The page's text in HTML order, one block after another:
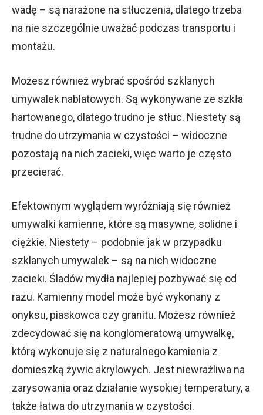
wadę – są narażone na stłuczenia, dlatego trzeba
na nie szczególnie uważać podczas transportu i
montażu.
Możesz również wybrać spośród szklanych
umywalek nablatowych. Są wykonywane ze szkła
hartowanego, dlatego trudno je stłuc. Niestety są
trudne do utrzymania w czystości – widoczne
pozostają na nich zacieki, więc warto je często
przecierać.
Efektownym wyglądem wyróżniają się również
umywalki kamienne, które są masywne, solidne i
ciężkie. Niestety – podobnie jak w przypadku
szklanych umywalek – są na nich widoczne
zacieki. Śladów mydła najlepiej pozbywać się od
razu. Kamienny model może być wykonany z
onyksu, piaskowca czy granitu. Możesz również
zdecydować się na konglomeratową umywalkę,
którą wykonuje się z naturalnego kamienia z
domieszką żywic akrylowych. Jest niewrażliwa na
zarysowania oraz działanie wysokiej temperatury, a
także łatwa do utrzymania w czystości.